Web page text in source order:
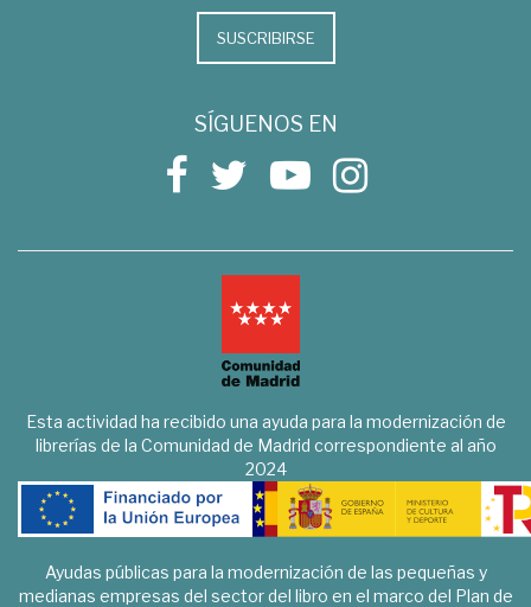
SUSCRIBIRSE
SÍGUENOS EN
Esta actividad ha recibido una ayuda para la modernización de
librerías de la Comunidad de Madrid correspondiente al año
2024
Ayudas públicas para la modernización de las pequeñas y
medianas empresas del sector del libro en el marco del Plan de